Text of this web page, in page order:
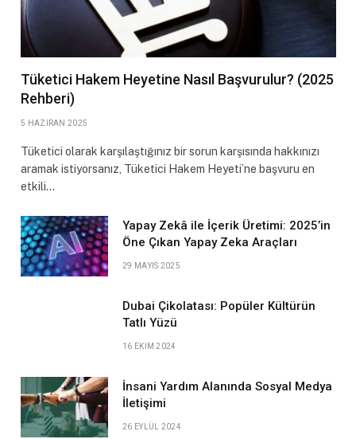
Tüketici Hakem Heyetine Nasıl Başvurulur? (2025
Rehberi)
5 HAZIRAN 2025
Tüketici olarak karşılaştığınız bir sorun karşısında hakkınızı
aramak istiyorsanız, Tüketici Hakem Heyeti’ne başvuru en
etkili…
Yapay Zekâ ile İçerik Üretimi: 2025’in
Öne Çıkan Yapay Zeka Araçları
29 MAYIS 2025
Dubai Çikolatası: Popüler Kültürün
Tatlı Yüzü
16 EKIM 2024
İnsani Yardım Alanında Sosyal Medya
İletişimi
26 EYLÜL 2024